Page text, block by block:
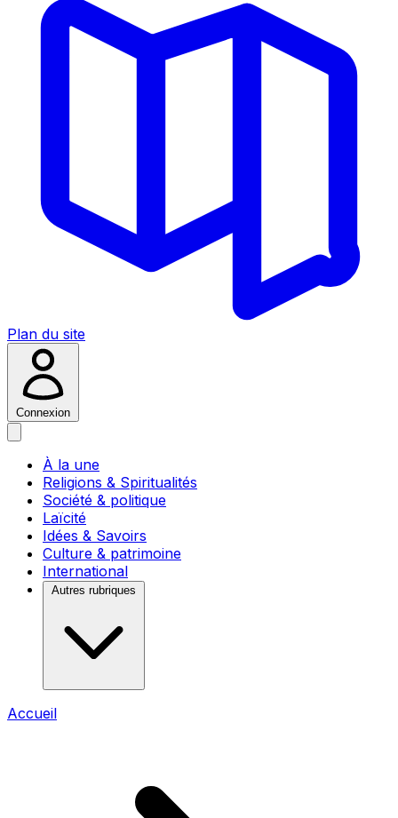
Plan du site
Connexion
À la une
Religions & Spiritualités
Société & politique
Laïcité
Idées & Savoirs
Culture & patrimoine
International
Autres rubriques
Accueil